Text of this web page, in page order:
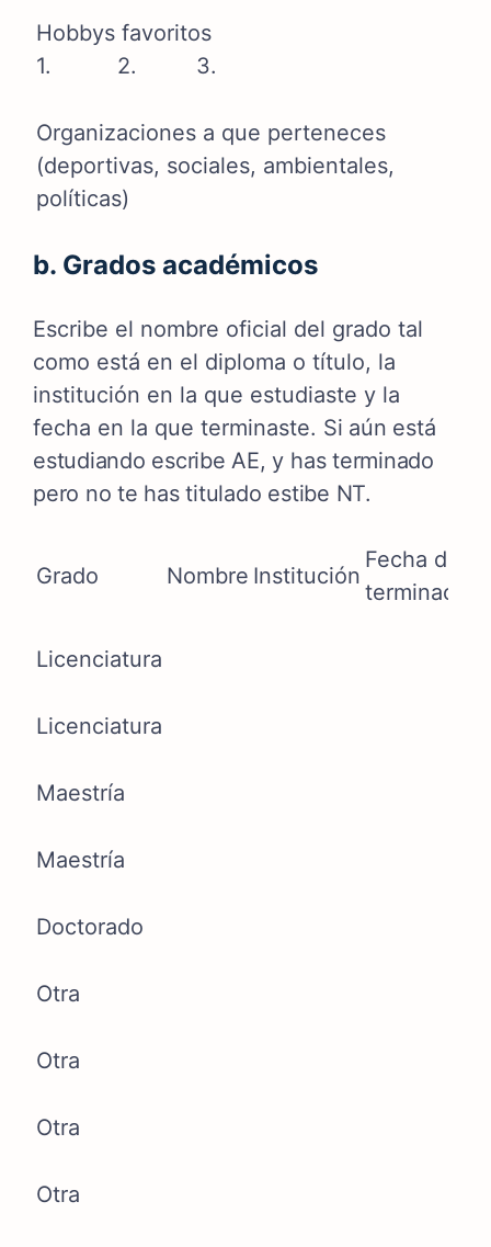
Hobbys favoritos
1. 2. 3.
Organizaciones a que perteneces
(deportivas, sociales, ambientales,
políticas)
b. Grados académicos
Escribe el nombre oficial del grado tal
como está en el diploma o título, la
institución en la que estudiaste y la
fecha en la que terminaste. Si aún está
estudiando escribe AE, y has terminado
pero no te has titulado estibe NT.
Grado Nombre Institución
Fecha de
terminación
Licenciatura
Licenciatura
Maestría
Maestría
Doctorado
Otra
Otra
Otra
Otra